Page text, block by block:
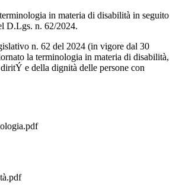
in materia di disabilità in seguito
D.Lgs. n. 62/2024.
n. 62 del 2024 (in vigore dal 30
la terminologia in materia di disabilità,
e della dignità delle persone con